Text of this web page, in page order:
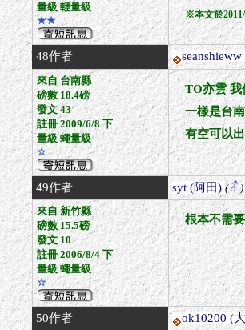
量級 輕量級
★★
※本文於
48作者 seanshieww
來自 台南縣
磅數 18.4磅
發文 43
註冊 2009/6/8 下
量級 蠅量級
☆
TO亦雲 我
一樣是台
有空可以
49作者 syt(阿田) ( )
來自 新竹縣
磅數 15.5磅
發文 10
註冊 2006/8/4 下
量級 蠅量級
☆
根本不需
50作者 ok10200 (